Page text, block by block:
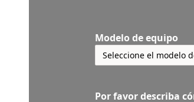
Modelo de equipo
Por favor describa